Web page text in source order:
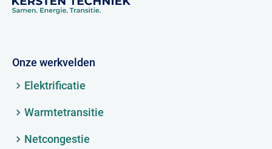
Onze werkvelden
Elektrificatie
Warmtetransitie
Netcongestie